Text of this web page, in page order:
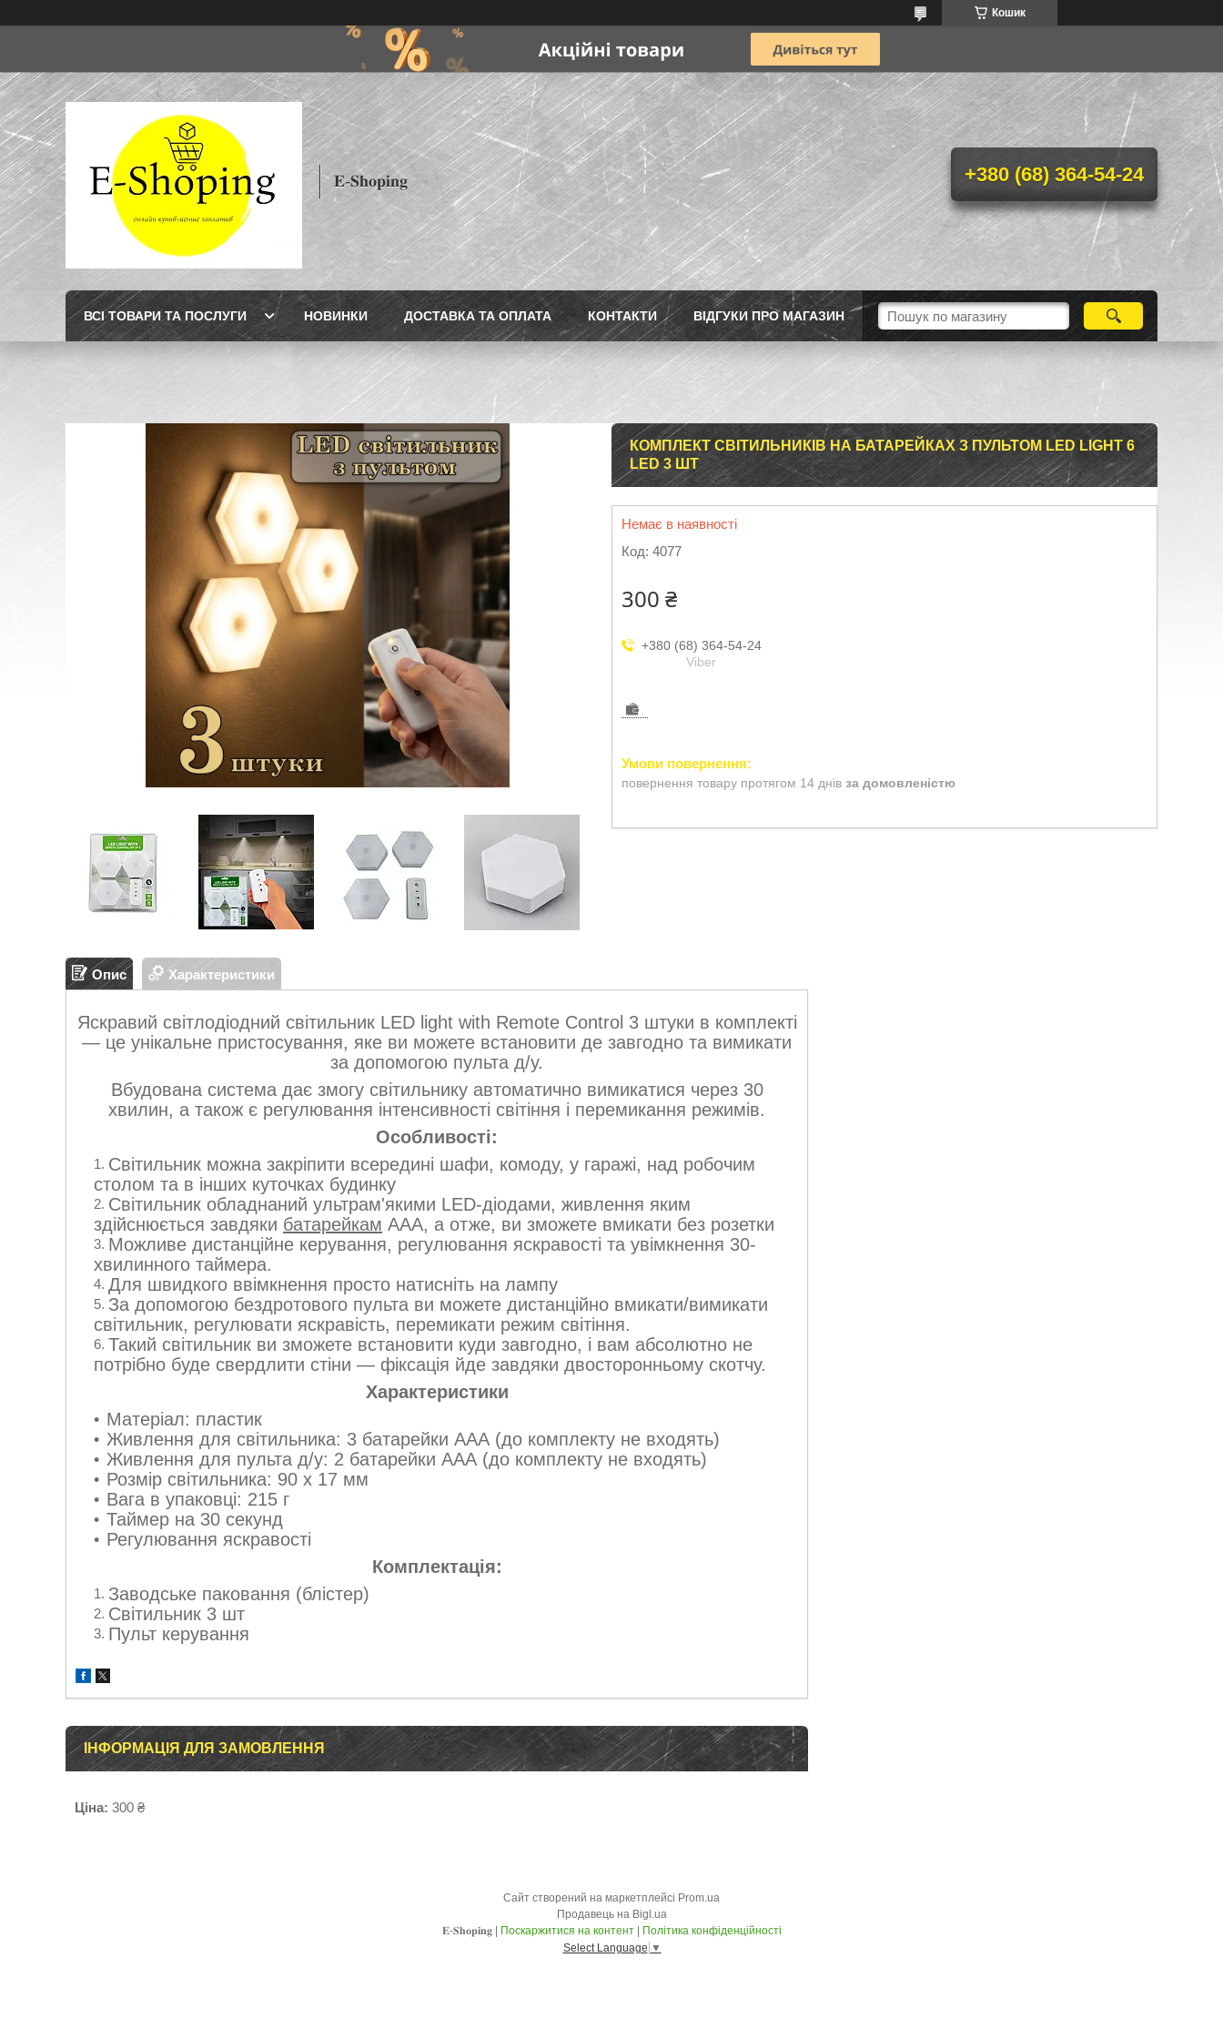
Кошик
𝐄-𝐒𝐡𝐨𝐩𝐢𝐧𝐠 +380 (68) 364-54-24
ВСІ ТОВАРИ ТА ПОСЛУГИ НОВИНКИ ДОСТАВКА ТА ОПЛАТА КОНТАКТИ ВІДГУКИ ПРО МАГАЗИН
КОМПЛЕКТ СВІТИЛЬНИКІВ НА БАТАРЕЙКАХ З ПУЛЬТОМ LED LIGHT 6
LED 3 ШТ
Немає в наявності
Код: 4077
300 ₴
+380 (68) 364-54-24
Viber
повернення товару протягом 14 днів за домовленістю
Опис Характеристики
Яскравий світлодіодний світильник LED light with Remote Control 3 штуки в комплекті
— це унікальне пристосування, яке ви можете встановити де завгодно та вимикати
за допомогою пульта д/у.
Вбудована система дає змогу світильнику автоматично вимикатися через 30
хвилин, а також є регулювання інтенсивності світіння і перемикання режимів.
Особливості:
Світильник можна закріпити всередині шафи, комоду, у гаражі, над робочим
столом та в інших куточках будинку
Світильник обладнаний ультрам'якими LED-діодами, живлення яким
здійснюється завдяки батарейкам ААА, а отже, ви зможете вмикати без розетки
Можливе дистанційне керування, регулювання яскравості та увімкнення 30-
хвилинного таймера.
Для швидкого ввімкнення просто натисніть на лампу
За допомогою бездротового пульта ви можете дистанційно вмикати/вимикати
світильник, регулювати яскравість, перемикати режим світіння.
Такий світильник ви зможете встановити куди завгодно, і вам абсолютно не
потрібно буде свердлити стіни — фіксація йде завдяки двосторонньому скотчу.
Характеристики
Матеріал: пластик
Живлення для світильника: 3 батарейки ААА (до комплекту не входять)
Живлення для пульта д/у: 2 батарейки ААА (до комплекту не входять)
Розмір світильника: 90 х 17 мм
Вага в упаковці: 215 г
Таймер на 30 секунд
Регулювання яскравості
Комплектація:
Заводське паковання (блістер)
Світильник 3 шт
Пульт керування
ІНФОРМАЦІЯ ДЛЯ ЗАМОВЛЕННЯ
Ціна: 300 ₴
Сайт створений на маркетплейсі Prom.ua
Продавець на Bigl.ua
Поскаржитися на контент
Політика конфіденційності
Select Language ▼